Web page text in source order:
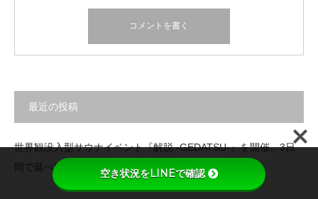
最近の投稿
世界観没入型サウナイベント『解脱 -GEDATSU-』を開催。3日
間で延べ200名が「日常からの解放」を体験
空き状況をLINEで確認